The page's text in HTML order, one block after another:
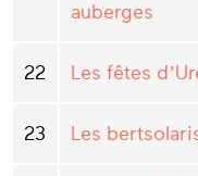
auberges
22 Les fêtes
23 Les